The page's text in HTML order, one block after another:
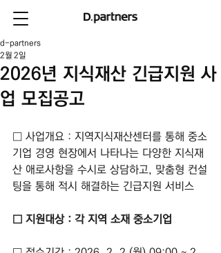
2026년 지식재산 긴급지원 사
업 모집공고
d-partners
2월 2일
□ 사업개요 : 지역지식재산센터를 통해 중소
기업 경영 현장에서 나타나는 다양한 지식재
산 애로사항을 수시로 상담하고, 맞춤형 컨설
팅을 통해 적시 해결하는 긴급지원 서비스
□ 지원대상 : 각 지역 소재 중소기업